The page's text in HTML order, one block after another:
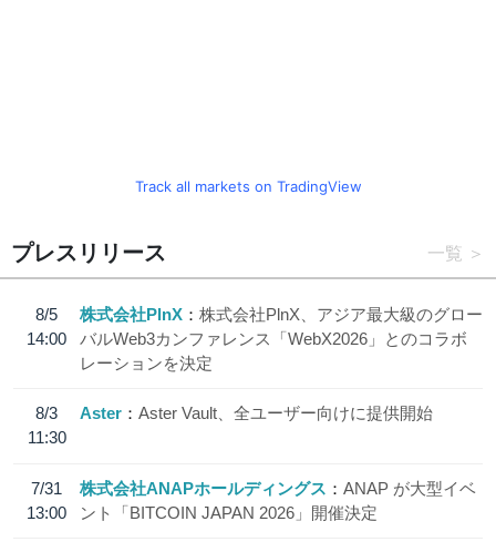
Track all markets on TradingView
プレスリリース 一覧
8/5
14:00
株式会社PlnX
株式会社PlnX、アジア最大級のグロー
バルWeb3カンファレンス「WebX2026」とのコラボ
レーションを決定
8/3
11:30
Aster Aster Vault、全ユーザー向けに提供開始
7/31
13:00
株式会社ANAPホールディングス
ANAP が大型イベ
ント「BITCOIN JAPAN 2026」開催決定